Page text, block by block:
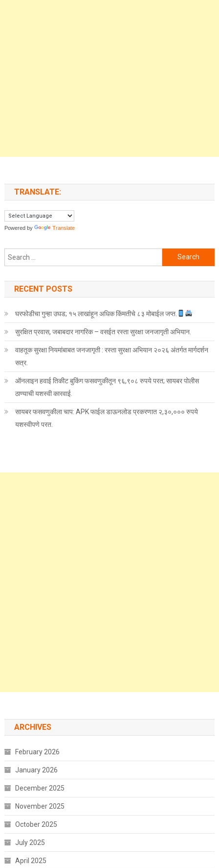
TRANSLATE:
Powered by Translate
Search for:
RECENT POSTS
घरफोडीचा गुन्हा उघड; १५ लाखांहून अधिक किंमतीचे ८३ मोबाईल जप्त.
सुरक्षित प्रवास, जबाबदार नागरिक – वसईत रस्ता सुरक्षा जनजागृती अभियान.
वाहतूक सुरक्षा नियमांबाबत जनजागृती : रस्ता सुरक्षा अभियान २०२६ अंतर्गत मार्गदर्शन
सत्र.
ऑनलाइन हवाई तिकीट बुकिंग फसवणुकीतून ९६,९०८ रुपये परत; सायबर पोलीस
ठाण्याची यशस्वी कारवाई.
सायबर फसवणुकीला चाप: APK फाईल डाऊनलोड प्रकरणात २,३०,००० रुपये
यशस्वीपणे परत.
ARCHIVES
February 2026
January 2026
December 2025
November 2025
October 2025
July 2025
April 2025